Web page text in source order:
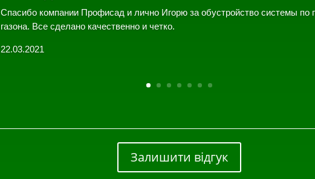
Спасибо компании Профисад и лично Игорю за обустройство системы по
газона. Все сделано качественно и четко.
22.03.2021
Залишити відгук